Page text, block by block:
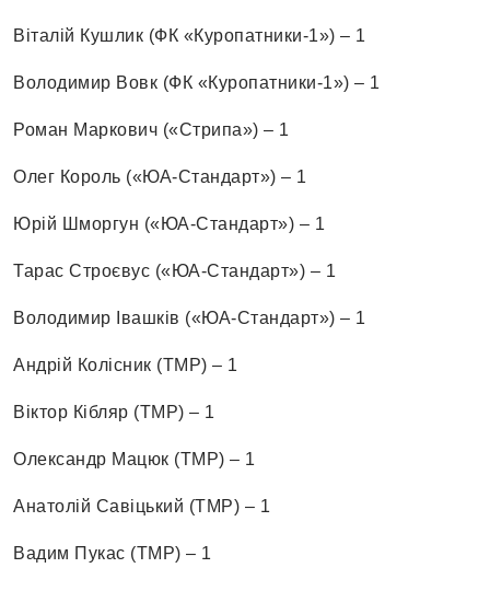
Віталій Кушлик (ФК «Куропатники-1») – 1
Володимир Вовк (ФК «Куропатники-1») – 1
Роман Маркович («Стрипа») – 1
Олег Король («ЮА-Стандарт») – 1
Юрій Шморгун («ЮА-Стандарт») – 1
Тарас Строєвус («ЮА-Стандарт») – 1
Володимир Івашків («ЮА-Стандарт») – 1
Андрій Колісник (ТМР) – 1
Віктор Кібляр (ТМР) – 1
Олександр Мацюк (ТМР) – 1
Анатолій Савіцький (ТМР) – 1
Вадим Пукас (ТМР) – 1